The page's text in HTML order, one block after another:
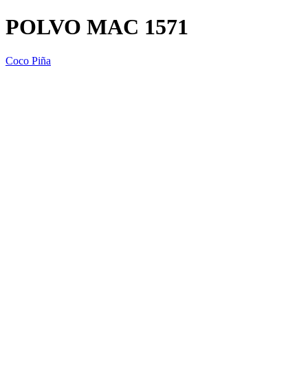
POLVO MAC 1571
Coco Piña